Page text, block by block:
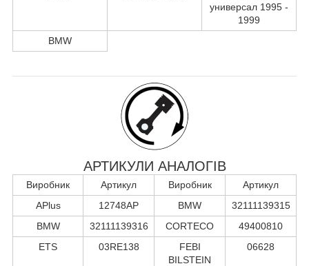
универсал 1995 -
1999
BMW
АРТИКУЛИ АНАЛОГІВ
Виробник Артикул Виробник
Артикул
APlus
12748AP BMW
32111139315
BMW
32111139316 CORTECO
49400810
ETS
03RE138
FEBI
BILSTEIN
06628